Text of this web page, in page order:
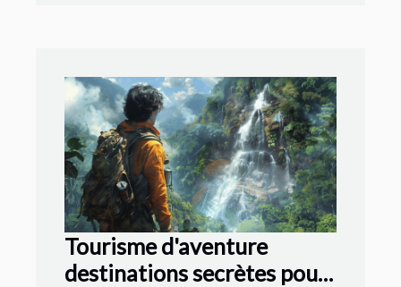
Tourisme d'aventure
destinations secrètes pour